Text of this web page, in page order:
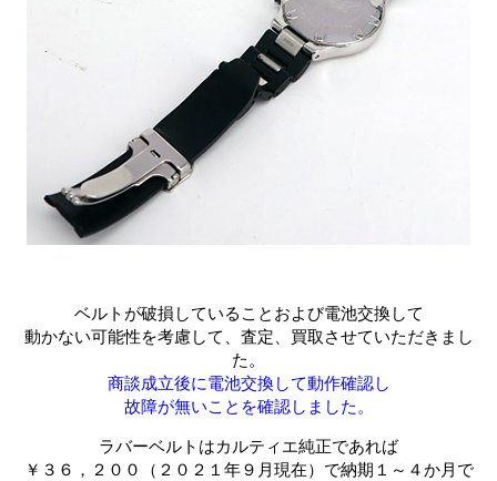
ベルトが破損していることおよび電池交換して
動かない可能性を考慮して、査定、買取させていただきまし
た。
商談成立後に電池交換して動作確認し
故障が無いことを確認しました。
ラバーベルトはカルティエ純正であれば
￥３６，２００（２０２１年９月現在）で納期１～４か月で